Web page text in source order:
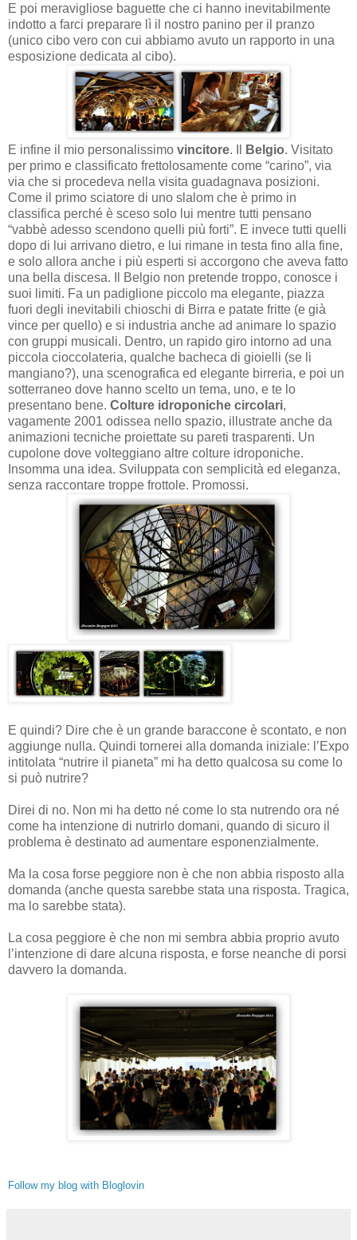
E poi meravigliose baguette che ci hanno inevitabilmente
indotto a farci preparare lì il nostro panino per il pranzo
(unico cibo vero con cui abbiamo avuto un rapporto in una
esposizione dedicata al cibo).
E infine il mio personalissimo vincitore. Il Belgio. Visitato
per primo e classificato frettolosamente come “carino”, via
via che si procedeva nella visita guadagnava posizioni.
Come il primo sciatore di uno slalom che è primo in
classifica perché è sceso solo lui mentre tutti pensano
“vabbè adesso scendono quelli più forti”. E invece tutti quelli
dopo di lui arrivano dietro, e lui rimane in testa fino alla fine,
e solo allora anche i più esperti si accorgono che aveva fatto
una bella discesa. Il Belgio non pretende troppo, conosce i
suoi limiti. Fa un padiglione piccolo ma elegante, piazza
fuori degli inevitabili chioschi di Birra e patate fritte (e già
vince per quello) e si industria anche ad animare lo spazio
con gruppi musicali. Dentro, un rapido giro intorno ad una
piccola cioccolateria, qualche bacheca di gioielli (se li
mangiano?), una scenografica ed elegante birreria, e poi un
sotterraneo dove hanno scelto un tema, uno, e te lo
presentano bene. Colture idroponiche circolari,
vagamente 2001 odissea nello spazio, illustrate anche da
animazioni tecniche proiettate su pareti trasparenti. Un
cupolone dove volteggiano altre colture idroponiche.
Insomma una idea. Sviluppata con semplicità ed eleganza,
senza raccontare troppe frottole. Promossi.
E quindi? Dire che è un grande baraccone è scontato, e non
aggiunge nulla. Quindi tornerei alla domanda iniziale: l’Expo
intitolata “nutrire il pianeta” mi ha detto qualcosa su come lo
si può nutrire?
Direi di no. Non mi ha detto né come lo sta nutrendo ora né
come ha intenzione di nutrirlo domani, quando di sicuro il
problema è destinato ad aumentare esponenzialmente.
Ma la cosa forse peggiore non è che non abbia risposto alla
domanda (anche questa sarebbe stata una risposta. Tragica,
ma lo sarebbe stata).
La cosa peggiore è che non mi sembra abbia proprio avuto
l’intenzione di dare alcuna risposta, e forse neanche di porsi
davvero la domanda.
Follow my blog with Bloglovin